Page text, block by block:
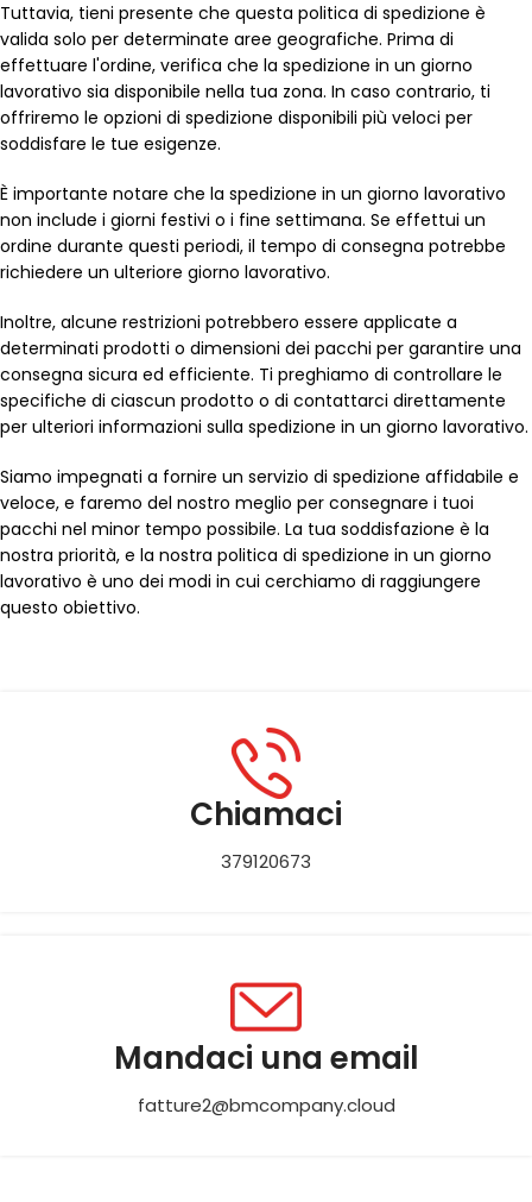
Tuttavia, tieni presente che questa politica di spedizione è
valida solo per determinate aree geografiche. Prima di
effettuare l'ordine, verifica che la spedizione in un giorno
lavorativo sia disponibile nella tua zona. In caso contrario, ti
offriremo le opzioni di spedizione disponibili più veloci per
soddisfare le tue esigenze.
È importante notare che la spedizione in un giorno lavorativo
non include i giorni festivi o i fine settimana. Se effettui un
ordine durante questi periodi, il tempo di consegna potrebbe
richiedere un ulteriore giorno lavorativo.
Inoltre, alcune restrizioni potrebbero essere applicate a
determinati prodotti o dimensioni dei pacchi per garantire una
consegna sicura ed efficiente. Ti preghiamo di controllare le
specifiche di ciascun prodotto o di contattarci direttamente
per ulteriori informazioni sulla spedizione in un giorno lavorativo.
Siamo impegnati a fornire un servizio di spedizione affidabile e
veloce, e faremo del nostro meglio per consegnare i tuoi
pacchi nel minor tempo possibile. La tua soddisfazione è la
nostra priorità, e la nostra politica di spedizione in un giorno
lavorativo è uno dei modi in cui cerchiamo di raggiungere
questo obiettivo.
Chiamaci
379120673
Mandaci una email
fatture2@bmcompany.cloud